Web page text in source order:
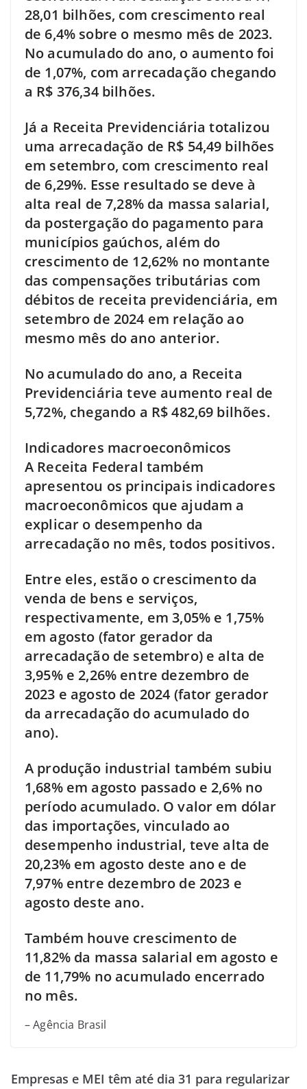
28,01 bilhões, com crescimento real
de 6,4% sobre o mesmo mês de 2023.
No acumulado do ano, o aumento foi
de 1,07%, com arrecadação chegando
a R$ 376,34 bilhões.
Já a Receita Previdenciária totalizou
uma arrecadação de R$ 54,49 bilhões
em setembro, com crescimento real
de 6,29%. Esse resultado se deve à
alta real de 7,28% da massa salarial,
da postergação do pagamento para
municípios gaúchos, além do
crescimento de 12,62% no montante
das compensações tributárias com
débitos de receita previdenciária, em
setembro de 2024 em relação ao
mesmo mês do ano anterior.
No acumulado do ano, a Receita
Previdenciária teve aumento real de
5,72%, chegando a R$ 482,69 bilhões.
Indicadores macroeconômicos
A Receita Federal também
apresentou os principais indicadores
macroeconômicos que ajudam a
explicar o desempenho da
arrecadação no mês, todos positivos.
Entre eles, estão o crescimento da
venda de bens e serviços,
respectivamente, em 3,05% e 1,75%
em agosto (fator gerador da
arrecadação de setembro) e alta de
3,95% e 2,26% entre dezembro de
2023 e agosto de 2024 (fator gerador
da arrecadação do acumulado do
ano).
A produção industrial também subiu
1,68% em agosto passado e 2,6% no
período acumulado. O valor em dólar
das importações, vinculado ao
desempenho industrial, teve alta de
20,23% em agosto deste ano e de
7,97% entre dezembro de 2023 e
agosto deste ano.
Também houve crescimento de
11,82% da massa salarial em agosto e
de 11,79% no acumulado encerrado
no mês.
– Agência Brasil
Empresas e MEI têm até dia 31 para regularizar